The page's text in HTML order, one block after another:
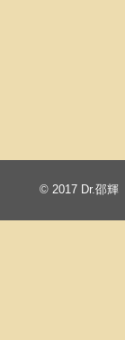
© 2017 Dr.邵